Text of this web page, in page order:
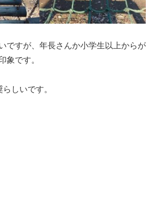
ですが、年長さんか小学生以上からが
象です。
しいです。